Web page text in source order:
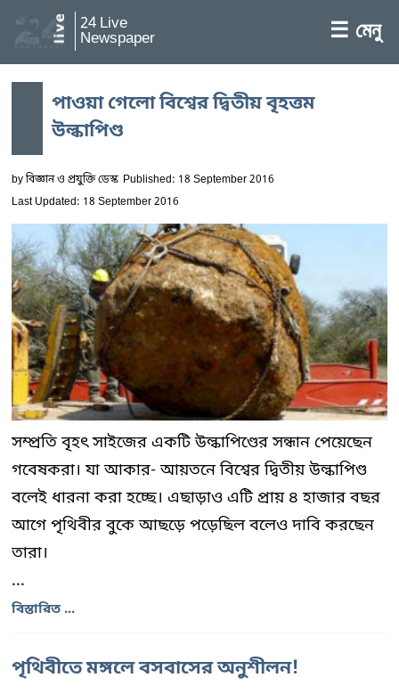
24 Live
Newspaper ☰ মেনু
পাওয়া গেলো বিশ্বের দ্বিতীয় বৃহত্তম
উল্কাপিণ্ড
byবিজ্ঞান ও প্রযুক্তি ডেস্ক Published: 18 September 2016
Last Updated: 18 September 2016
সম্প্রতি বৃহৎ সাইজের একটি উল্কাপিণ্ডের সন্ধান পেয়েছেন
গবেষকরা। যা আকার- আয়তনে বিশ্বের দ্বিতীয় উল্কাপিণ্ড
বলেই ধারনা করা হচ্ছে। এছাড়াও এটি প্রায় ৪ হাজার বছর
আগে পৃথিবীর বুকে আছড়ে পড়েছিল বলেও দাবি করছেন
তারা।
...
বিস্তারিত ...
পৃথিবীতে মঙ্গলে বসবাসের অনুশীলন!